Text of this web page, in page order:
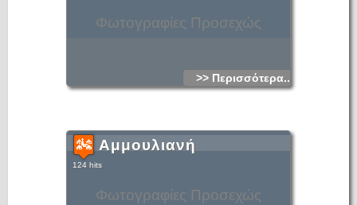
Φωτογραφίες Προσεχώς
>> Περισσότερα...
Φωτογραφίες Προσεχώς
Αμμουλιανή
124 hits